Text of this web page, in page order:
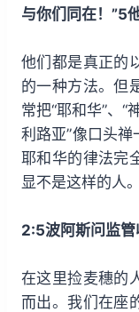
与你们同在！”5
他们都是真正的
的一种方法。但
常把“耶和华”、“
利路亚”像口头
耶和华的律法完
显不是这样的人。
2:5波阿斯问监管
在这里捡麦穗的
而出。我们在座